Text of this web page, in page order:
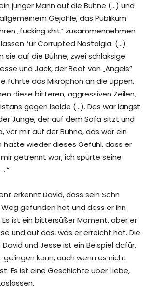
junger Mann auf die Bühne (…) und
Gejohle, das Publikum
„fucking shit“ zusammennehmen
für Corrupted Nostalgia. (…)
sie auf die Bühne, zwei schlaksige
und Jack, der Beat von „Angels“
führte das Mikrophon an die Lippen,
diese bitteren, aggressiven Zeilen,
gegen Isolde (…). Das war längst
Junge, der auf dem Sofa sitzt und
vor mir auf der Bühne, das war ein
hatte wieder dieses Gefühl, dass er
mir getrennt war, ich spürte seine
erkennt David, dass sein Sohn
gefunden hat und dass er ihn
Es ist ein bittersüßer Moment, aber er
und auf das, was er erreicht hat. Die
und Jesse ist ein Beispiel dafür,
gelingen kann, auch wenn es nicht
Es ist eine Geschichte über Liebe,